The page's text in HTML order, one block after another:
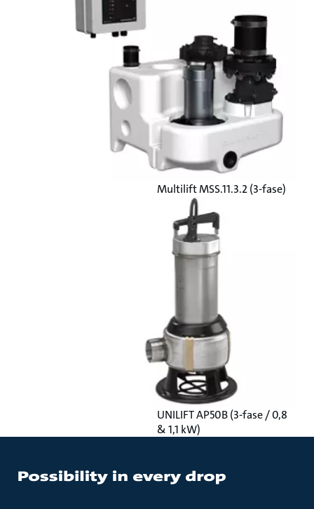
Multilift MSS.11.3.2 (3-fase)
UNILIFT AP50B (3-fase / 0,8
& 1,1 kW)